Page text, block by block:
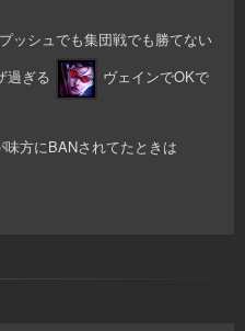
ッシュでも集団戦でも勝てない
過ぎる
ヴェインでOKで
方にBANされてたときは